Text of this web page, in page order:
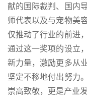
献的国际裁判、国内
师代表以及与宠物美
仅推动了行业的前进
通过这一奖项的设立
新力量，激励更多从
坚定不移地付出努力
崇高致敬，更是产业